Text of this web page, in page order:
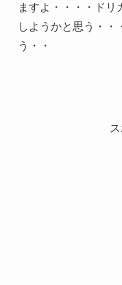
ますよ・・・・ドリ
しようかと思う・
う・・